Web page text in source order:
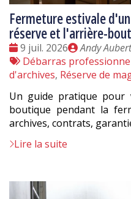
Fermeture estivale
réserve et l'arrière-
Date
:
9 juil. 2026
Publié
par
Andy Aubert
Tags
:
Débarras
d'archives, Réserve de
Un guide pratique pour
boutique pendant la
archives, contrats,
Lire la suite